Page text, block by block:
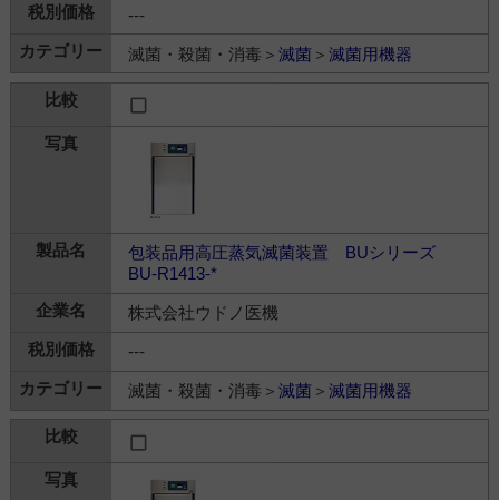
---
滅菌・殺菌・消毒＞ 滅菌 ＞ 滅菌用機器
包装品用高圧蒸気滅菌装置 BUシリーズ
BU-R1413-*
株式会社ウドノ医機
---
滅菌・殺菌・消毒＞ 滅菌 ＞ 滅菌用機器